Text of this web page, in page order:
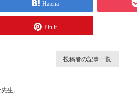
Hatena
Pin it
投稿者の記事一覧
生。